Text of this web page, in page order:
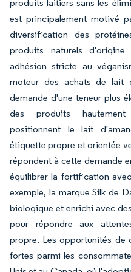
produits laitiers sans les
est principalement motivé
diversification des
produits naturels
adhésion stricte au
moteur des achats de lait
demande d'une teneur plus
des produits
positionnent le lait
étiquette propre et orientée
répondent à cette demande
équilibrer la fortification
exemple, la marque Silk de
biologique et enrichi avec
pour répondre aux
propre. Les opportunités de
fortes parmi les